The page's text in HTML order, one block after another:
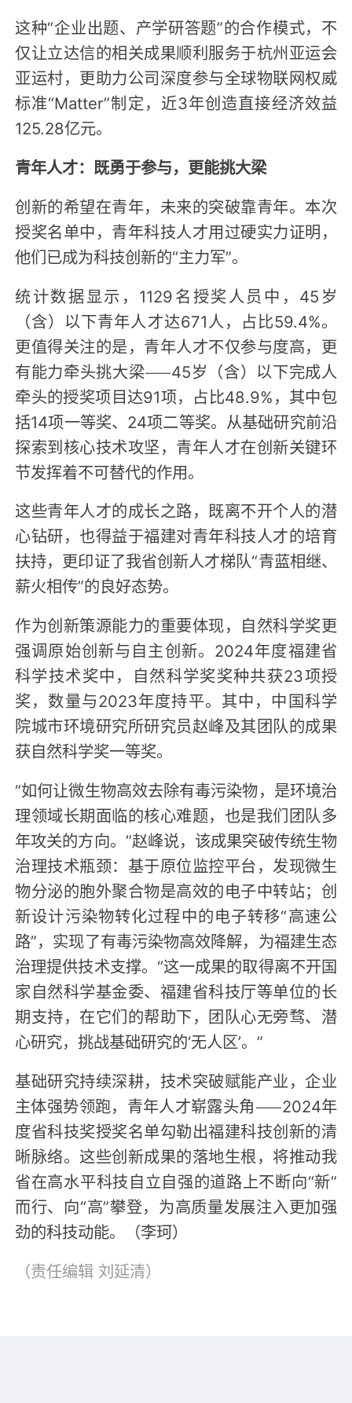
这种“企业出题、产学研答题”的合作模式，不
仅让立达信的相关成果顺利服务于杭州亚运会
亚运村，更助力公司深度参与全球物联网权威
标准“Matter”制定，近3年创造直接经济效益
125.28亿元。
青年人才：既勇于参与，更能挑大梁
创新的希望在青年，未来的突破靠青年。本次
授奖名单中，青年科技人才用过硬实力证明，
他们已成为科技创新的“主力军”。
统计数据显示，1129名授奖人员中，45岁
（含）以下青年人才达671人，占比59.4%。
更值得关注的是，青年人才不仅参与度高，更
有能力牵头挑大梁——45岁（含）以下完成人
牵头的授奖项目达91项，占比48.9%，其中包
括14项一等奖、24项二等奖。从基础研究前沿
探索到核心技术攻坚，青年人才在创新关键环
节发挥着不可替代的作用。
这些青年人才的成长之路，既离不开个人的潜
心钻研，也得益于福建对青年科技人才的培育
扶持，更印证了我省创新人才梯队“青蓝相继、
薪火相传”的良好态势。
作为创新策源能力的重要体现，自然科学奖更
强调原始创新与自主创新。2024年度福建省
科学技术奖中，自然科学奖奖种共获23项授
奖，数量与2023年度持平。其中，中国科学
院城市环境研究所研究员赵峰及其团队的成果
获自然科学奖一等奖。
“如何让微生物高效去除有毒污染物，是环境治
理领域长期面临的核心难题，也是我们团队多
年攻关的方向。”赵峰说，该成果突破传统生物
治理技术瓶颈：基于原位监控平台，发现微生
物分泌的胞外聚合物是高效的电子中转站；创
新设计污染物转化过程中的电子转移“高速公
路”，实现了有毒污染物高效降解，为福建生态
治理提供技术支撑。“这一成果的取得离不开国
家自然科学基金委、福建省科技厅等单位的长
期支持，在它们的帮助下，团队心无旁骛、潜
心研究，挑战基础研究的‘无人区’。”
基础研究持续深耕，技术突破赋能产业，企业
主体强势领跑，青年人才崭露头角——2024年
度省科技奖授奖名单勾勒出福建科技创新的清
晰脉络。这些创新成果的落地生根，将推动我
省在高水平科技自立自强的道路上不断向“新”
而行、向“高”攀登，为高质量发展注入更加强
劲的科技动能。（李珂）
（责任编辑 刘延清）